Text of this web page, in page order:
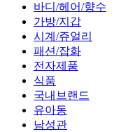
바디/헤어/향수
가방/지갑
시계/쥬얼리
패션/잡화
전자제품
식품
국내브랜드
유아동
남성관